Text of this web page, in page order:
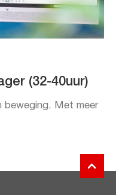
(32-40uur)
beweging. Met meer